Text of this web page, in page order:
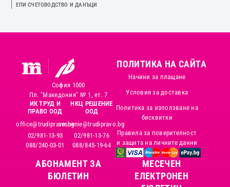
ЕПИ СЧЕТОВОДСТВО И ДАНЪЦИ
София 1000
Пл. "Македония" № 1, ет. 7
ИК ТРУД И
ПРАВО ООД
office@trudipravo.bg
02/981-13-93
088/240-03-01
НКЦ РЕШЕНИЕ
ООД
reshenie@trudipravo.bg
02/981-13-76
088/845-19-64
ПОЛИТИКА НА САЙТА
Начини за плащане
Условия за доставка
Политика за използване на
бисквитки
Правила за поверителност
и защита на личните данни
АБОНАМЕНТ ЗА
БЮЛЕТИН
MЕСЕЧЕН
ЕЛЕКТРОНЕН